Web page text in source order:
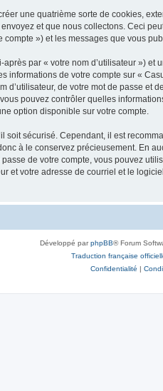
une quatrième sorte de cookies,
et que nous collectons. Ceci
») et les messages que vous
par « votre nom d’utilisateur »)
informations de votre compte sur «
d’utilisateur, de votre mot de passe
pouvez contrôler quelles
option disponible sur votre compte.
soit sécurisé. Cependant, il est
à le conservez précieusement. En
de votre compte, vous pouvez
et votre adresse de courriel et le
Développé parphpBB® Forum
Traduction française
Confidentialité |